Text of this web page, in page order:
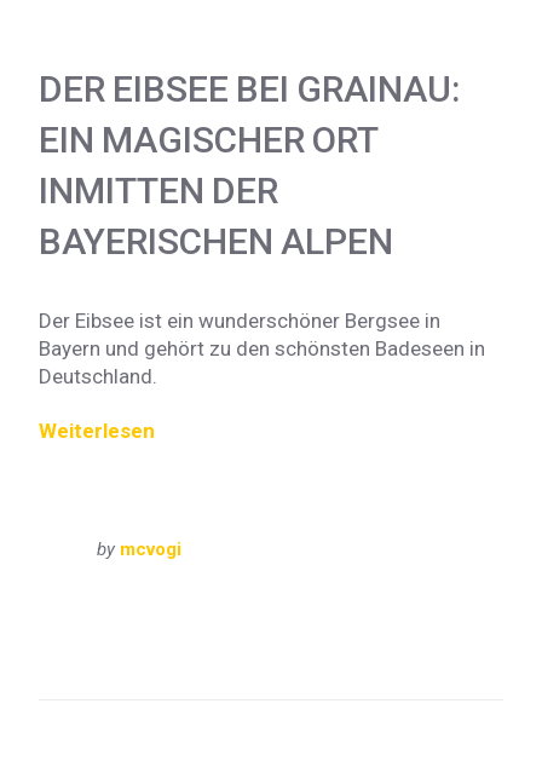
DER EIBSEE BEI GRAINAU:
EIN MAGISCHER ORT
INMITTEN DER
BAYERISCHEN ALPEN
Der Eibsee ist ein wunderschöner Bergsee in
Bayern und gehört zu den schönsten Badeseen in
Deutschland.
Weiterlesen
by mcvogi